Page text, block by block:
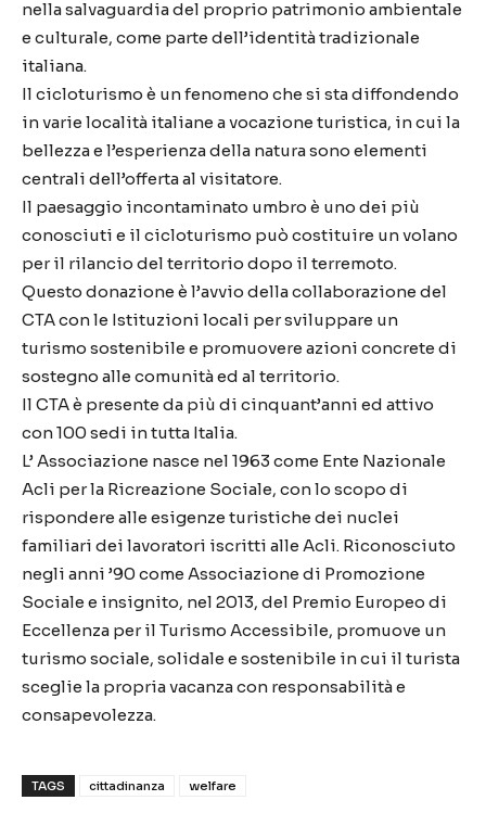
nella salvaguardia del proprio patrimonio ambientale
e culturale, come parte dell’identità tradizionale
italiana.
Il cicloturismo è un fenomeno che si sta diffondendo
in varie località italiane a vocazione turistica, in cui la
bellezza e l’esperienza della natura sono elementi
centrali dell’offerta al visitatore.
Il paesaggio incontaminato umbro è uno dei più
conosciuti e il cicloturismo può costituire un volano
per il rilancio del territorio dopo il terremoto.
Questo donazione è l’avvio della collaborazione del
CTA con le Istituzioni locali per sviluppare un
turismo sostenibile e promuovere azioni concrete di
sostegno alle comunità ed al territorio.
Il CTA è presente da più di cinquant’anni ed attivo
con 100 sedi in tutta Italia.
L’ Associazione nasce nel 1963 come Ente Nazionale
Acli per la Ricreazione Sociale, con lo scopo di
rispondere alle esigenze turistiche dei nuclei
familiari dei lavoratori iscritti alle Acli. Riconosciuto
negli anni ’90 come Associazione di Promozione
Sociale e insignito, nel 2013, del Premio Europeo di
Eccellenza per il Turismo Accessibile, promuove un
turismo sociale, solidale e sostenibile in cui il turista
sceglie la propria vacanza con responsabilità e
consapevolezza.
TAGS cittadinanza welfare